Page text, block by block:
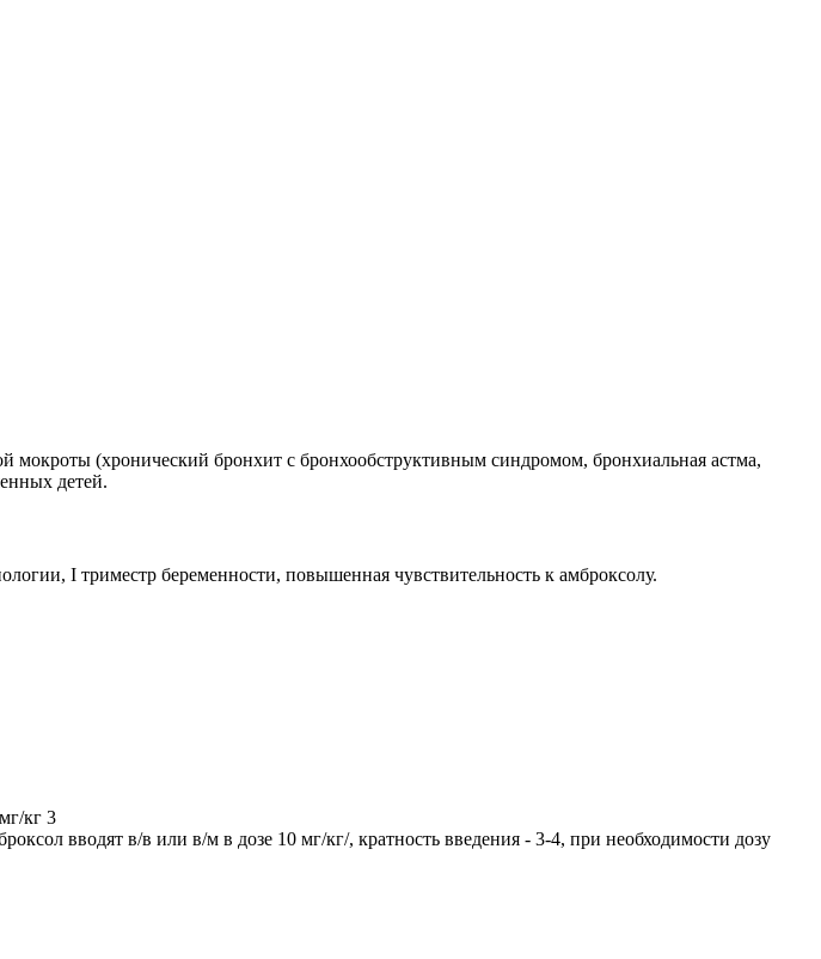
(хронический бронхит с бронхообструктивным синдромом, бронхиальная астма,
детей.
I триместр беременности, повышенная чувствительность к амброксолу.
кг 3
вводят в/в или в/м в дозе 10 мг/кг/, кратность введения - 3-4, при необходимости дозу